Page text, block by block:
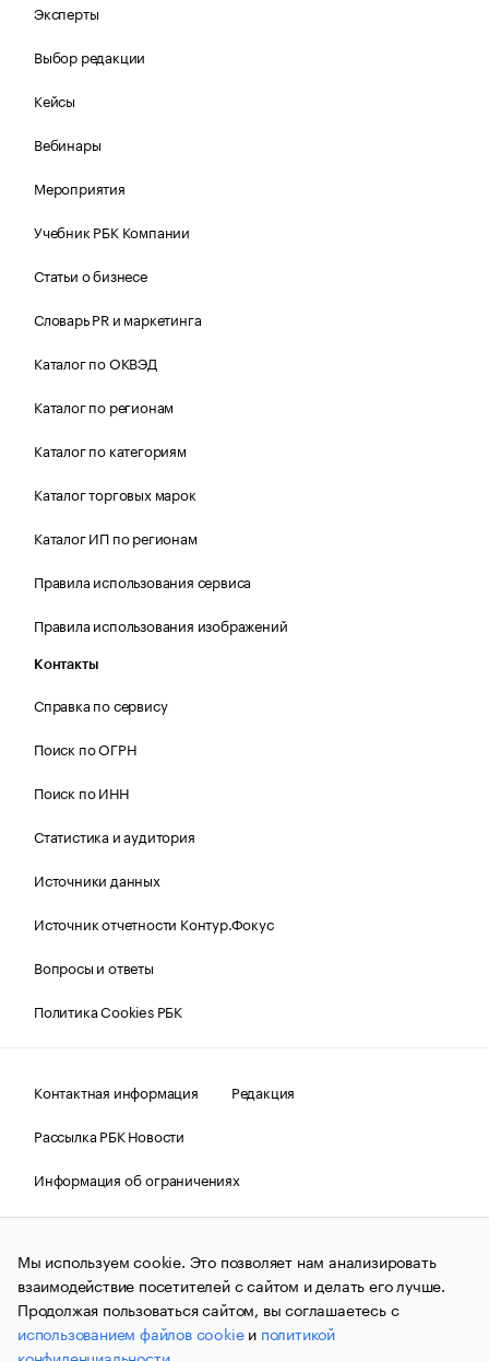
Эксперты
Выбор редакции
Кейсы
Вебинары
Мероприятия
Учебник РБК Компании
Статьи о бизнесе
Словарь PR и маркетинга
Каталог по ОКВЭД
Каталог по регионам
Каталог по категориям
Каталог торговых марок
Каталог ИП по регионам
Правила использования сервиса
Правила использования изображений
Контакты
Справка по сервису
Поиск по ОГРН
Поиск по ИНН
Статистика и аудитория
Источники данных
Источник отчетности Контур.Фокус
Вопросы и ответы
Политика Cookies РБК
Контактная информация
Редакция
Рассылка РБК Новости
Информация об ограничениях
Правовая информация
О соблюдении авторских прав
© АО «РОСБИЗНЕСКОНСАЛТИНГ»,1995–2026.Сообщения
и материалы информационного агентства «РБК»
(зарегистрировано Федеральной службой по надзору в сфере
связи, информационных технологий и массовых
коммуникаций (Роскомнадзор) 09.12.2015 за номером ИА
№ФС77-63848) сопровождаются пометкой «РБК». Отдельные
Мы используем cookie. Это позволяет нам анализировать
взаимодействие посетителей с сайтом и делать его лучше.
Продолжая пользоваться сайтом, вы соглашаетесь с
использованием файлов cookieи политикой